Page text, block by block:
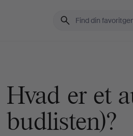
Hvad er et
budlisten)?